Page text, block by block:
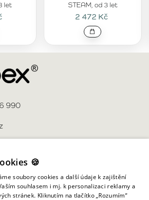
let STEAM, od 3 let
2 472 Kč
990
🍪
soubory cookies a další údaje k zajištění
souhlasem i mj. k personalizaci reklamy a
stránek. Kliknutím na tlačítko „Rozumím“